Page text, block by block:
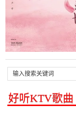
好听KTV歌曲